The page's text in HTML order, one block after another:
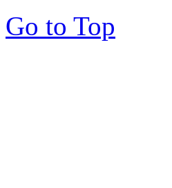
Go to Top